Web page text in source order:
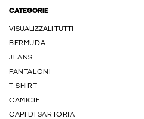
CATEGORIE
VISUALIZZALI TUTTI
BERMUDA
JEANS
PANTALONI
T-SHIRT
CAMICIE
CAPI DI SARTORIA